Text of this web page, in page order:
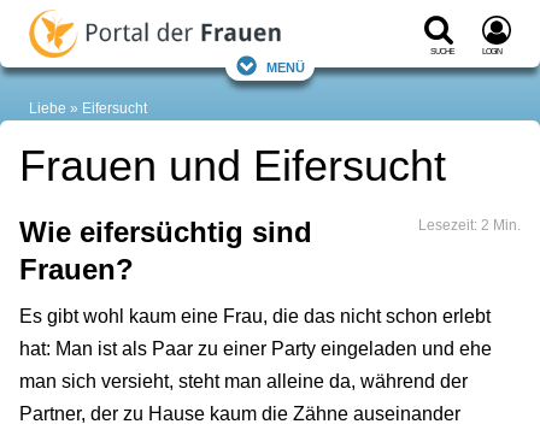
Suche Login
Menü
Liebe Eifersucht
Frauen und Eifersucht
Lesezeit: 2 Min.
Wie eifersüchtig sind
Frauen?
Es gibt wohl kaum eine Frau, die das nicht schon erlebt
hat: Man ist als Paar zu einer Party eingeladen und ehe
man sich versieht, steht man alleine da, während der
Partner, der zu Hause kaum die Zähne auseinander